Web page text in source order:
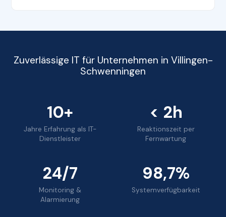
Zuverlässige IT für Unternehmen in Villingen-
Schwenningen
10+
Jahre Erfahrung als IT-
Dienstleister
< 2h
Reaktionszeit per
Fernwartung
24/7
Monitoring &
Alarmierung
98,7%
Systemverfügbarkeit